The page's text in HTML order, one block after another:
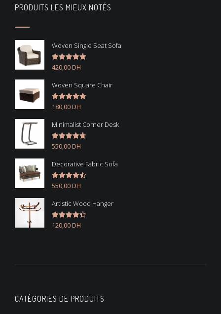
PRODUITS LES MIEUX NOTÉS
Woven Single Seat Sofa
Note5.00
sur 5
420,00DH
Woven Square Chair
Note5.00
sur 5
180,00DH
Minimalist Corner Desk
Note4.67
sur 5
550,00DH
Decorative Fabric Sofa
Note4.50
sur 5
550,00DH
Artistic Wood Hanger
Note4.33
sur 5
120,00DH
CATÉGORIES DE PRODUITS